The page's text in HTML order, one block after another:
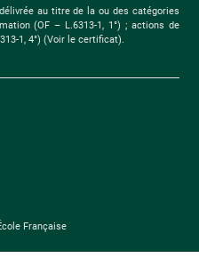
au titre de la ou des catégories
(OF – L.6313-1, 1°) ; actions de
1, 4°) (Voir le certificat).
Française